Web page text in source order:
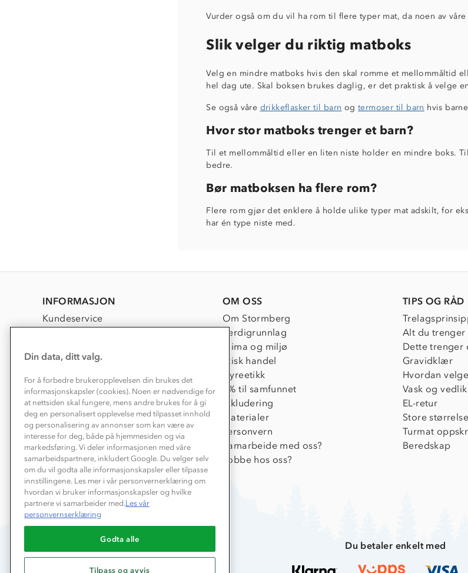
Vurder også om du vil ha rom til flere typer mat, da noen av
Slik velger du riktig matboks
Velg en mindre matboks hvis den skal romme et mellommåltid
hel dag ute. Skal boksen brukes daglig, er det praktisk å velge
Se også våre drikkeflasker til barn ogtermoser til barn hvis
Hvor stor matboks trenger et barn?
Til et mellommåltid eller en liten niste holder en mindre boks.
bedre.
Bør matboksen ha flere rom?
Flere rom gjør det enklere å holde ulike typer mat adskilt, for
har én type niste med.
INFORMASJON
Kundeservice
Kundeklubb
Våre butikker
Bedrift, barnehage og SFO
Presse
OM OSS
Om Stormberg
Verdigrunnlag
Klima og miljø
Etisk handel
Dyreetikk
1% til samfunnet
Inkludering
Materialer
Personvern
Samarbeide med oss?
Jobbe hos oss?
TIPS OG RÅD
Alt du
Dette trenger
Gravidklær
Hvordan
Vask og
EL-retur
Store
Turmat
Beredskap
Du betaler enkelt med
Din data, ditt valg.
For å forbedre brukeropplevelsen din brukes det
informasjonskapsler (cookies). Noen er nødvendige for
at nettsiden skal fungere, mens andre brukes for å gi
deg en personalisert opplevelse med tilpasset innhold
og personalisering av annonser som kan være av
interesse for deg, både på hjemmesiden og via
markedsføring. Vi deler informasjonen med våre
samarbeidspartnere, inkludert Google. Du velger selv
om du vil godta alle informasjonskapsler eller tilpasse
innstillingene. Les mer i vår personvernerklæring om
hvordan vi bruker informasjonskapsler og hvilke
partnere vi samarbeider med.Les vår
personvernserklæring
Godta alle
Tilpass og avvis